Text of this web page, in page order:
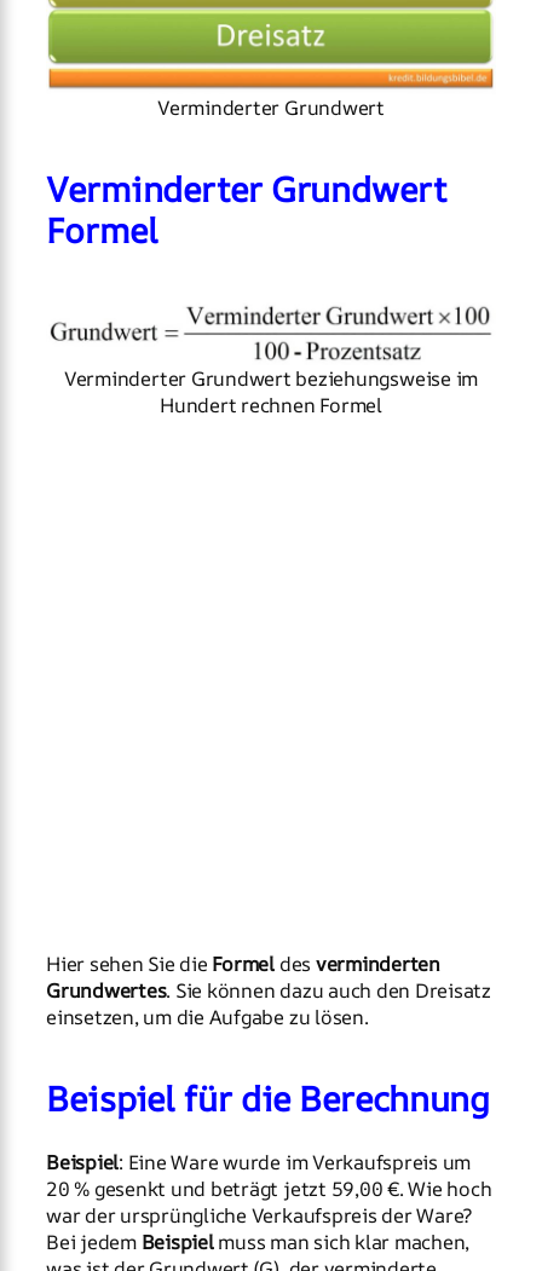
Verminderter Grundwert
Verminderter Grundwert
Formel
Verminderter Grundwert beziehungsweise im
Hundert rechnen Formel
Hier sehen Sie die Formel des verminderten
Grundwertes. Sie können dazu auch den Dreisatz
einsetzen, um die Aufgabe zu lösen.
Beispiel für die Berechnung
Beispiel: Eine Ware wurde im Verkaufspreis um
20 % gesenkt und beträgt jetzt 59,00 €. Wie hoch
war der ursprüngliche Verkaufspreis der Ware?
Bei jedem Beispielmuss man sich klar machen,